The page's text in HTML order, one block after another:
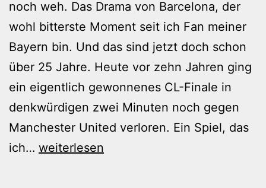
noch weh. Das Drama von Barcelona, der
wohl bitterste Moment seit ich Fan meiner
Bayern bin. Und das sind jetzt doch schon
über 25 Jahre. Heute vor zehn Jahren ging
ein eigentlich gewonnenes CL-Finale in
denkwürdigen zwei Minuten noch gegen
Manchester United verloren. Ein Spiel, das
ich… 26.05.1999
weiterlesen